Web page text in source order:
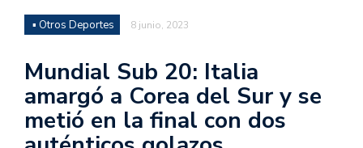
▪ Otros Deportes 8 junio, 2023
Mundial Sub 20: Italia
amargó a Corea del Sur y se
metió en la final con dos